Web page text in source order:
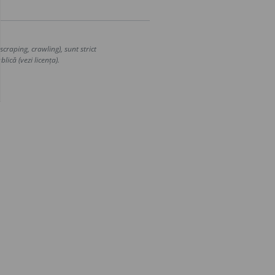
crawling), sunt strict
(vezi licența).